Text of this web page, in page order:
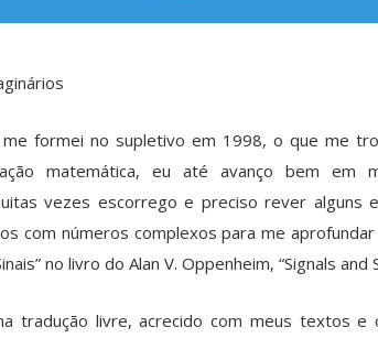
formei no supletivo em 1998, o que me
matemática, eu até avanço bem em
vezes escorrego e preciso rever alguns
com números complexos para me
no livro do Alan V. Oppenheim, “Signals and
tradução livre, acrecido com meus textos e